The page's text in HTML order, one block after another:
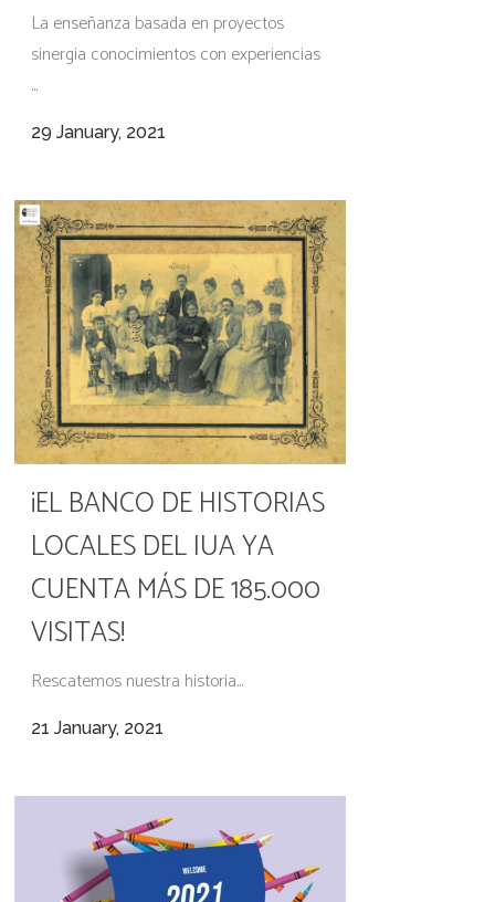
La enseñanza basada en proyectos
sinergia conocimientos con experiencias
...
29 January, 2021
¡EL BANCO DE HISTORIAS
LOCALES DEL IUA YA
CUENTA MÁS DE 185.000
VISITAS!
Rescatemos nuestra historia...
21 January, 2021